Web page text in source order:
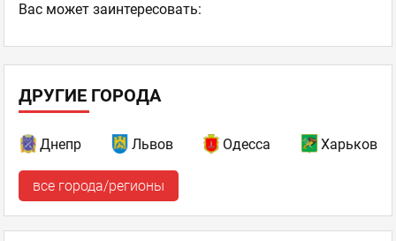
Ваc может заинтересовать:
ДРУГИЕ ГОРОДА
Днепр Львов Одесса Харьков
все города/регионы